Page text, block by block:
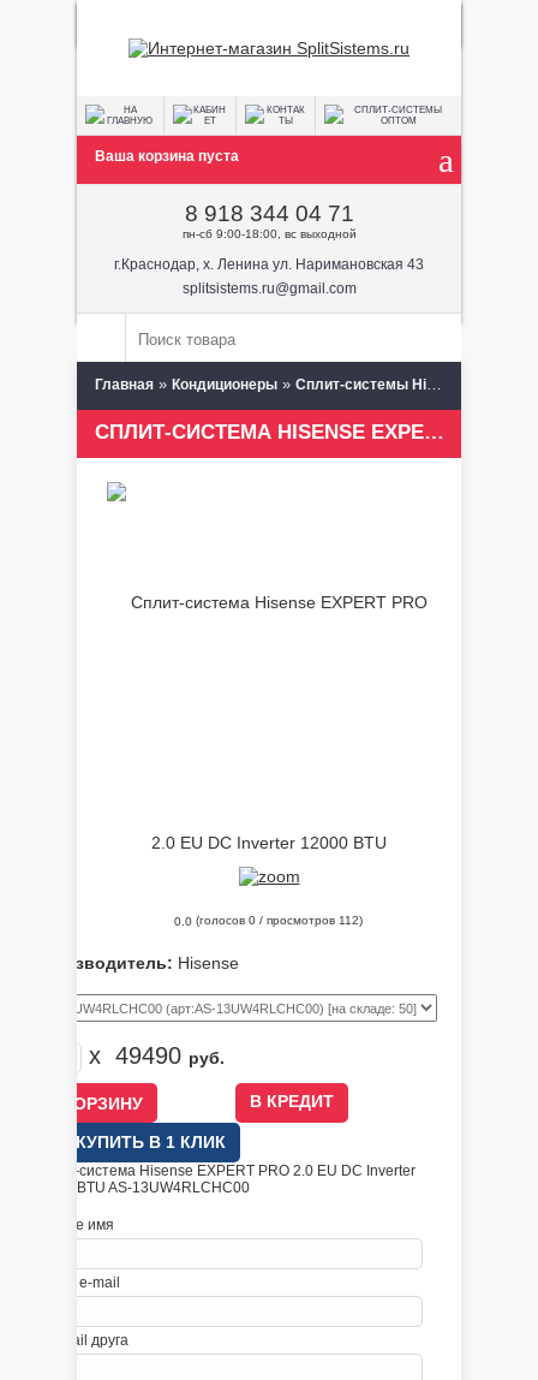
Ваша корзина пуста
8 918 344 04 71
пн-сб 9:00-18:00, вс выходной
г.Краснодар, х. Ленина ул. Наримановская 43
splitsistems.ru@gmail.com
Главная » Кондиционеры » Сплит-системы Hisense
СПЛИТ-СИСТЕМА HISENSE EXPERT PRO 2.0 EU DC INVERTER 12000 BTU
0.0 (голосов 0 / просмотров 112)
Производитель: Hisense
x 49490 руб.
В КРЕДИТ
КУПИТЬ В 1 КЛИК
Сплит-система Hisense EXPERT PRO 2.0 EU DC Inverter
12000 BTU AS-13UW4RLCHC00
Ваше имя
Ваш e-mail
E-mail друга